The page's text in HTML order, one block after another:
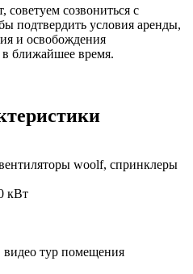
советуем созвониться с
подтвердить условия аренды,
и освобождения
ближайшее время.
woolf, спринклеры
кВт
видео тур помещения